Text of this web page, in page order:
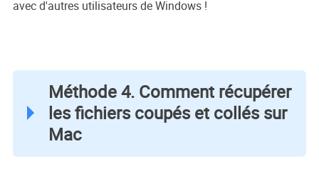
avec d'autres utilisateurs de Windows !
Méthode 4. Comment récupérer
les fichiers coupés et collés sur
Mac